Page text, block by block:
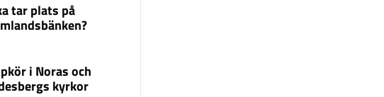
tar plats på
i Noras och
kyrkor